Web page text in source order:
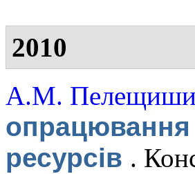
2010
А.М.
опрацювання
ресурсів .